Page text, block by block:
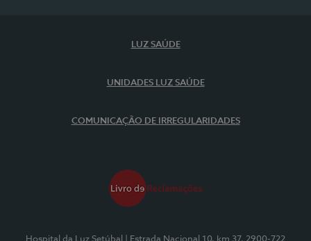
LUZ SAÚDE
UNIDADES LUZ SAÚDE
COMUNICAÇÃO DE IRREGULARIDADES